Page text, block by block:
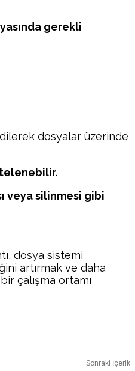
gerekli
dosyalar üzerinde
veya silinmesi gibi
dosya sistemi
artırmak ve daha
çalışma ortamı
Sonraki İçerik